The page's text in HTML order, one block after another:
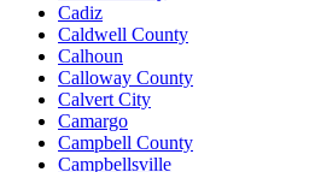
Cadiz
Caldwell County
Calhoun
Calloway County
Calvert City
Camargo
Campbell County
Campbellsville